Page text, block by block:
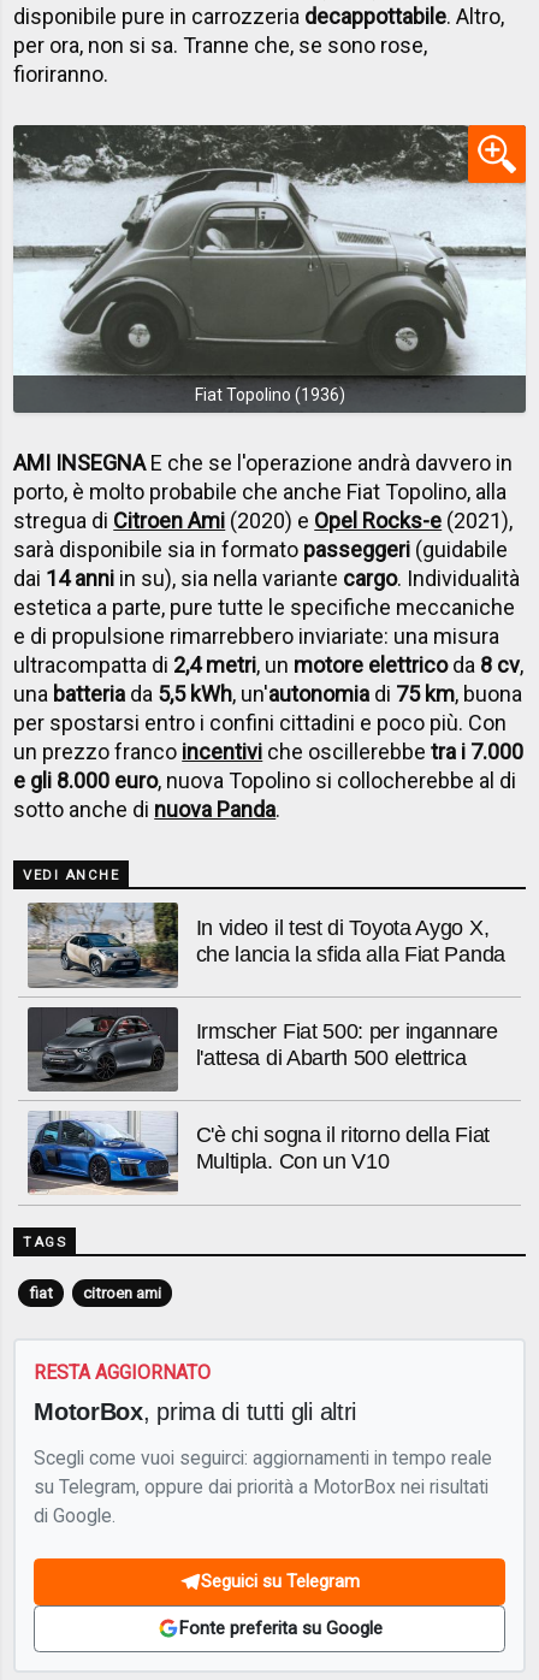
disponibile pure in carrozzeria decappottabile. Altro,
per ora, non si sa. Tranne che, se sono rose,
fioriranno.
Fiat Topolino (1936)
AMI INSEGNAE che se l'operazione andrà davvero in
porto, è molto probabile che anche Fiat Topolino, alla
stregua di Citroen Ami (2020) e Opel Rocks-e (2021),
sarà disponibile sia in formato passeggeri (guidabile
dai 14 anni in su), sia nella variante cargo. Individualità
estetica a parte, pure tutte le specifiche meccaniche
e di propulsione rimarrebbero inviariate: una misura
ultracompatta di 2,4 metri, un motore elettricoda 8 cv,
una batteria da 5,5 kWh, un'autonomia di 75 km, buona
per spostarsi entro i confini cittadini e poco più. Con
un prezzo franco incentivi che oscillerebbetra i 7.000
e gli 8.000 euro, nuova Topolino si collocherebbe al di
sotto anche di nuova Panda.
VEDI ANCHE
In video il test di Toyota Aygo X,
che lancia la sfida alla Fiat Panda
Irmscher Fiat 500: per ingannare
l'attesa di Abarth 500 elettrica
C'è chi sogna il ritorno della Fiat
Multipla. Con un V10
TAGS
fiat citroen ami
RESTA AGGIORNATO
MotorBox, prima di tutti gli altri
Scegli come vuoi seguirci: aggiornamenti in tempo reale
su Telegram, oppure dai priorità a MotorBox nei risultati
di Google.
Seguici su Telegram
Fonte preferita su Google